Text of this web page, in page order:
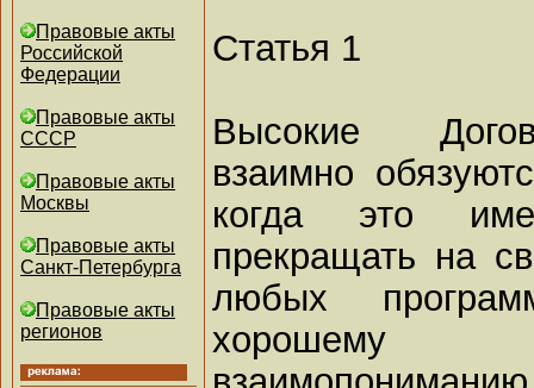
Правовые акты
Российской
Федерации
Правовые акты
СССР
Правовые акты
Москвы
Правовые акты
Санкт-Петербурга
Правовые акты
регионов
Статья 1
Высокие
взаимно
когда это
прекращать на
любых
хорошему